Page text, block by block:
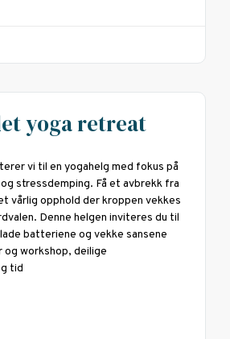
yoga retreat
vi til en yogahelg med fokus på
stressdemping. Få et avbrekk fra
vårlig opphold der kroppen vekkes
Denne helgen inviteres du til
batteriene og vekke sansene
og workshop, deilige
tid